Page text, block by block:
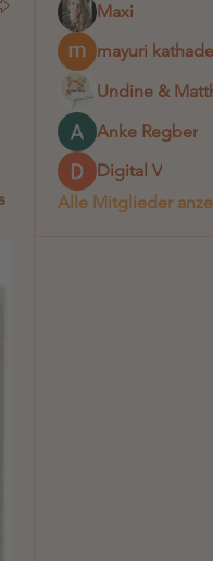
Maxi
mayuri kathade
Undine &
Anke Regber
Digital V
Alle Mitglieder